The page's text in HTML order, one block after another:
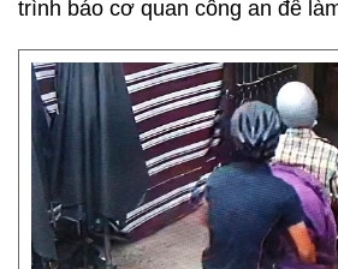
trình báo cơ quan công an để